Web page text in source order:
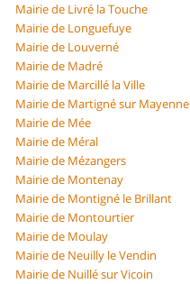
Mairie de Livré la Touche
Mairie de Longuefuye
Mairie de Louverné
Mairie de Madré
Mairie de Marcillé la Ville
Mairie de Martigné sur Mayenne
Mairie de Mée
Mairie de Méral
Mairie de Mézangers
Mairie de Montenay
Mairie de Montigné le Brillant
Mairie de Montourtier
Mairie de Moulay
Mairie de Neuilly le Vendin
Mairie de Nuillé sur Vicoin